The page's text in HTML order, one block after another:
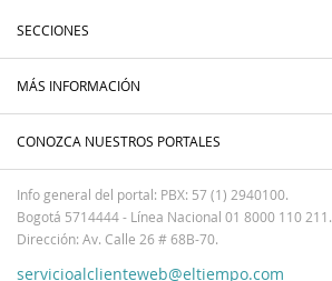
SECCIONES
MÁS INFORMACIÓN
CONOZCA NUESTROS PORTALES
Info general del portal: PBX: 57 (1) 2940100.
Bogotá 5714444 - Línea Nacional 01 8000 110 211.
Dirección: Av. Calle 26 # 68B-70.
servicioalclienteweb@eltiempo.com